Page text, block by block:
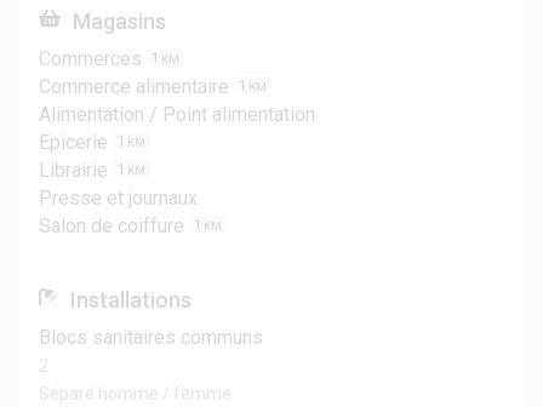
Magasins
Commerces 1 KM
Commerce alimentaire 1 KM
Alimentation / Point alimentation
Epicerie
1 KM
Librairie 1 KM
Presse et journaux
Salon de coiffure
1 KM
Installations
Blocs sanitaires communs
2
Séparé homme / femme